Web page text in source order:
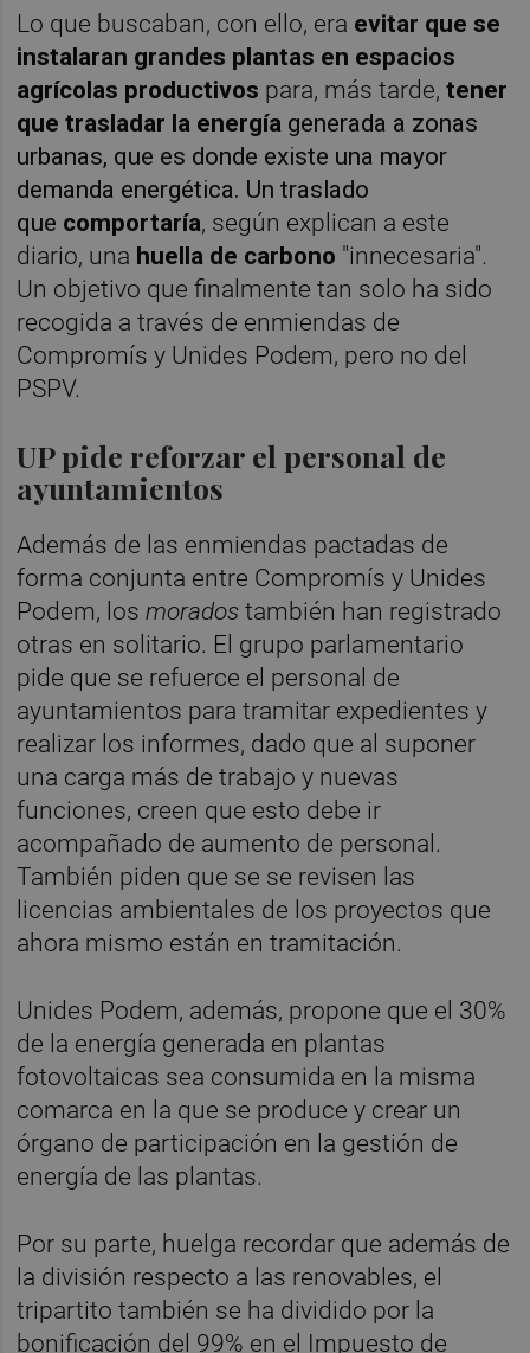
Lo que buscaban, con ello, era evitar que se
instalaran grandes plantas en espacios
agrícolas productivos para, más tarde,tener
que trasladar la energía generada a zonas
urbanas, que es donde existe una mayor
demanda energética. Un traslado
que comportaría, según explican a este
diario, una huella de carbono "innecesaria".
Un objetivo que finalmente tan solo ha sido
recogida a través de enmiendas de
Compromís y Unides Podem, pero no del
PSPV.
UP pide reforzar el personal de
ayuntamientos
Además de las enmiendas pactadas de
forma conjunta entre Compromís y Unides
Podem, losmorados también han registrado
otras en solitario. El grupo parlamentario
pide que se refuerce el personal de
ayuntamientos para tramitar expedientes y
realizar los informes, dado que al suponer
una carga más de trabajo y nuevas
funciones, creen que esto debe ir
acompañado de aumento de personal.
También piden que se se revisen las
licencias ambientales de los proyectos que
ahora mismo están en tramitación.
Unides Podem, además, propone que el 30%
de la energía generada en plantas
fotovoltaicas sea consumida en la misma
comarca en la que se produce y crear un
órgano de participación en la gestión de
energía de las plantas.
Por su parte, huelga recordar que además de
la división respecto a las renovables, el
tripartito también se ha dividido por la
bonificación del 99% en el Impuesto de